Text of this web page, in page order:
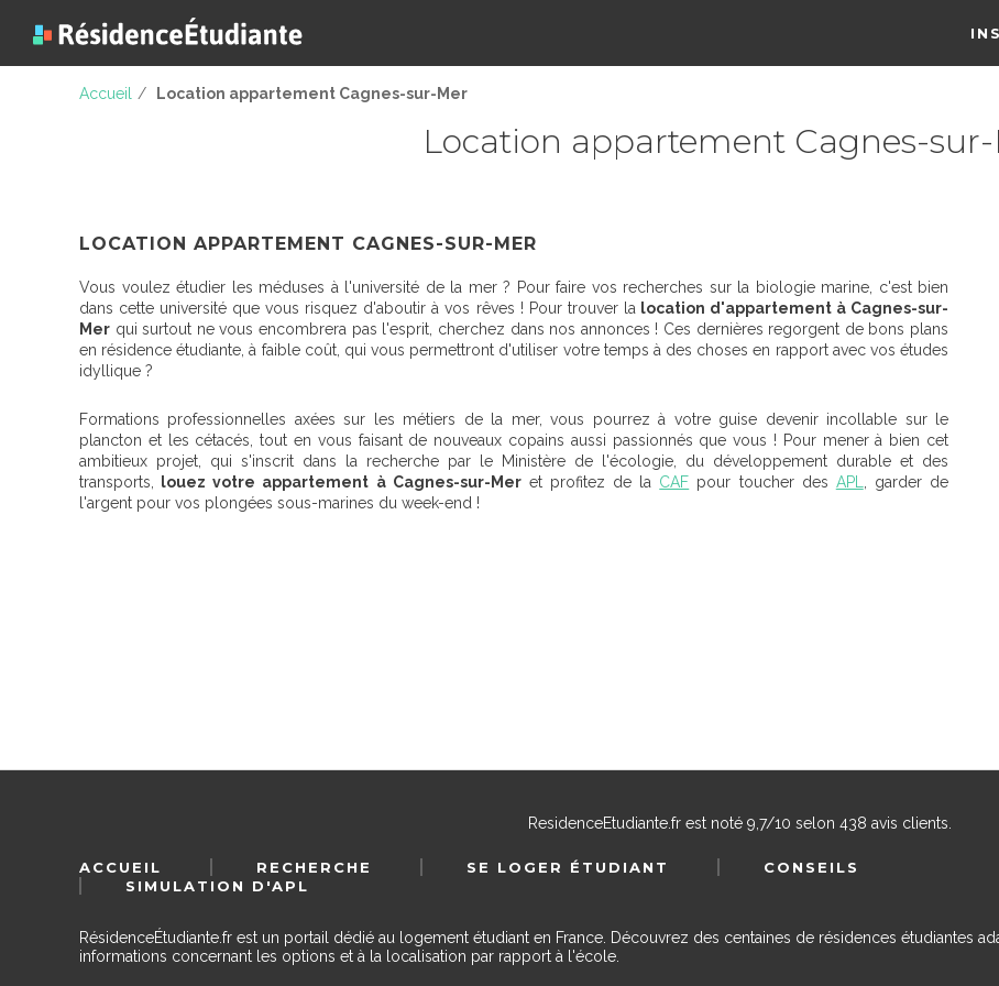
Accueil / Location appartement Cagnes-sur-Mer
Location appartement Cagnes-
LOCATION APPARTEMENT CAGNES-SUR-MER
Vous voulez étudier les méduses à l'université de la mer ? Pour faire vos recherches sur la biologie marine, c'est bien
dans cette université que vous risquez d'aboutir à vos rêves ! Pour trouver la location d'appartement à Cagnes-sur-
Mer qui surtout ne vous encombrera pas l'esprit, cherchez dans nos annonces ! Ces dernières regorgent de bons plans
en résidence étudiante, à faible coût, qui vous permettront d'utiliser votre temps à des choses en rapport avec vos études
idyllique ?
Formations professionnelles axées sur les métiers de la mer, vous pourrez à votre guise devenir incollable sur le
plancton et les cétacés, tout en vous faisant de nouveaux copains aussi passionnés que vous ! Pour mener à bien cet
ambitieux projet, qui s'inscrit dans la recherche par le Ministère de l'écologie, du développement durable et des
transports,
louez votre appartement à Cagnes-sur-Meret profitez de la CAF pour toucher des APL
, garder de
l'argent pour vos plongées sous-marines du week-end !
ResidenceEtudiante.frest noté 9,7/10 selon 438 avis clients.
ACCUEIL RECHERCHE SE LOGER ÉTUDIANT
CONSEILS
SIMULATION D'APL
RésidenceÉtudiante.fr est un portail dédié au logement étudiant en France. Découvrez des centaines de résidences étudiantes
informations concernant les options et à la localisation par rapport à l'école.